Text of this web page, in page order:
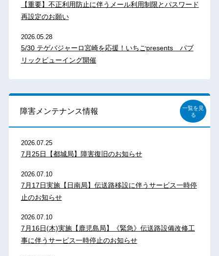
【重要】不正利用防止に伴うメール利用制限とパスワード
再設定のお願い
2026.05.28
5/30 テゲバジャーロ宮崎を応援！いちごpresents パブ
リックビューイング開催
障害メンテナンス情報
一覧を見
る
2026.07.25
7月25日【都城局】障害復旧のお知らせ
2026.07.10
7月17日実施【日南局】伝送路移設に伴うサービス一時停
止のお知らせ
2026.07.10
7月16日(木)実施【鹿児島局】《緊急》伝送路設備改修工
事に伴うサービス一時停止のお知らせ